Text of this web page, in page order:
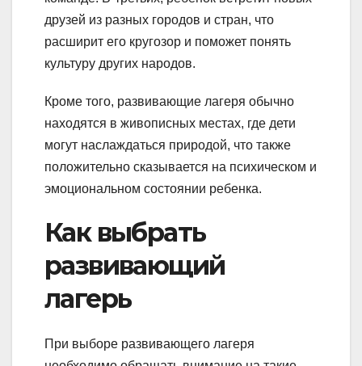
друзей из разных городов и стран, что
расширит его кругозор и поможет понять
культуру других народов.
Кроме того, развивающие лагеря обычно
находятся в живописных местах, где дети
могут наслаждаться природой, что также
положительно сказывается на психическом и
эмоциональном состоянии ребенка.
Как выбрать
развивающий
лагерь
При выборе развивающего лагеря